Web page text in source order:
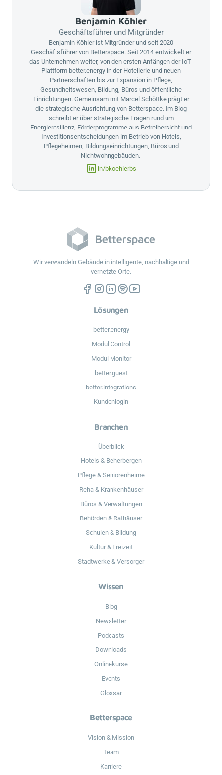
Benjamin Köhler
Geschäftsführer und Mitgründer
Benjamin Köhler ist Mitgründer und seit 2020
Geschäftsführer von Betterspace. Seit 2014 entwickelt er
das Unternehmen weiter, von den ersten Anfängen der IoT-
Plattform better.energy in der Hotellerie und neuen
Partnerschaften bis zur Expansion in Pflege,
Gesundheitswesen, Bildung, Büros und öffentliche
Einrichtungen. Gemeinsam mit Marcel Schöttke prägt er
die strategische Ausrichtung von Betterspace. Im Blog
schreibt er über strategische Fragen rund um
Energieresilienz, Förderprogramme aus Betreibersicht und
Investitionsentscheidungen im Betrieb von Hotels,
Pflegeheimen, Bildungseinrichtungen, Büros und
Nichtwohngebäuden.
in/bkoehlerbs
Wir verwandeln Gebäude in intelligente, nachhaltige und
vernetzte Orte.
Lösungen
better.energy
Modul Control
Modul Monitor
better.guest
better.integrations
Kundenlogin
Branchen
Überblick
Hotels & Beherbergen
Pflege & Seniorenheime
Reha & Krankenhäuser
Büros & Verwaltungen
Behörden & Rathäuser
Schulen & Bildung
Kultur & Freizeit
Stadtwerke & Versorger
Wissen
Blog
Newsletter
Podcasts
Downloads
Onlinekurse
Events
Glossar
Betterspace
Vision & Mission
Team
Karriere